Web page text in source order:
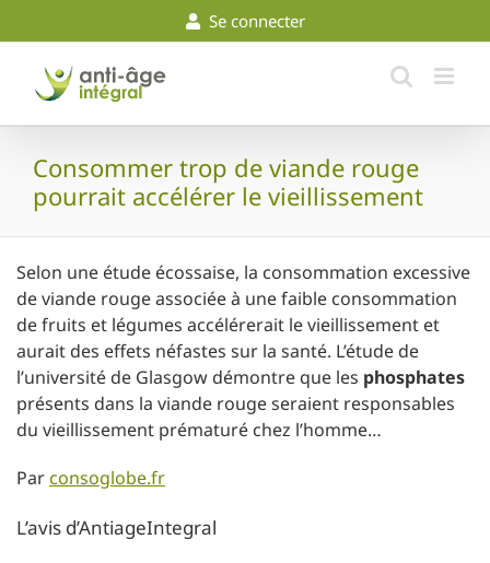
to
content
Se connecter
Consommer trop de viande rouge
pourrait accélérer le vieillissement
Selon une étude écossaise, la consommation excessive
de viande rouge associée à une faible consommation
de fruits et légumes accélérerait le vieillissement et
aurait des effets néfastes sur la santé. L’étude de
l’université de Glasgow démontre que les phosphates
présents dans la viande rouge seraient responsables
du vieillissement prématuré chez l’homme…
Parconsoglobe.fr
L’avis d’AntiageIntegral